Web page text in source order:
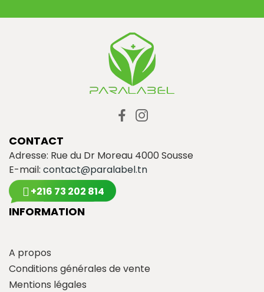
CONTACT
Adresse: Rue du Dr Moreau 4000 Sousse
E-mail: contact@paralabel.tn
+216 73 202 814
INFORMATION
A propos
Conditions générales de vente
Mentions légales